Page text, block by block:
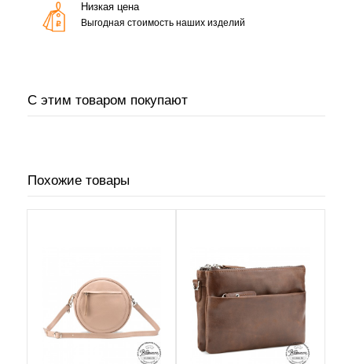
Низкая цена
Выгодная стоимость наших изделий
С этим товаром покупают
Похожие товары